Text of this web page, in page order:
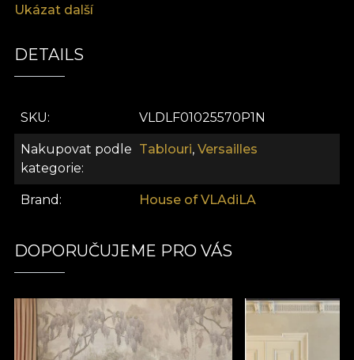
moștenirea, opulența și frumusețea clasică, Regal
sanctuar seren inspirat de peisajele regale.
Ukázat další
DETAILS
SKU VLDLF01025570P1N
Nakupovat podle
kategorie
Tablouri, Versailles
Brand House of VLAdiLA
DOPORUČUJEME PRO VÁS